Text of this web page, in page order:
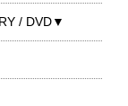
/ DVD▼